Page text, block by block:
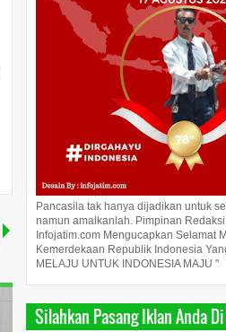
Pancasila tak hanya dijadikan untuk
namun amalkanlah. Pimpinan
Infojatim.com Mengucapkan Selamat
Kemerdekaan Republik Indonesia
MELAJU UNTUK INDONESIA MAJU "
Silahkan Pasang Iklan Anda